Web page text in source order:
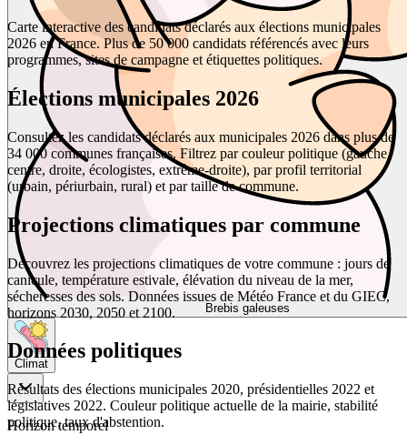
Brebis galeuses
Climat
Horizon temporel
Carte interactive des candidats déclarés aux élections municipales
2026 en France. Plus de 50 000 candidats référencés avec leurs
programmes, sites de campagne et étiquettes politiques.
Élections municipales 2026
Consultez les candidats déclarés aux municipales 2026 dans plus de
34 000 communes françaises. Filtrez par couleur politique (gauche,
centre, droite, écologistes, extrême-droite), par profil territorial
(urbain, périurbain, rural) et par taille de commune.
Projections climatiques par commune
Découvrez les projections climatiques de votre commune : jours de
canicule, température estivale, élévation du niveau de la mer,
sécheresses des sols. Données issues de Météo France et du GIEC,
horizons 2030, 2050 et 2100.
Données politiques
Résultats des élections municipales 2020, présidentielles 2022 et
législatives 2022. Couleur politique actuelle de la mairie, stabilité
politique, taux d'abstention.